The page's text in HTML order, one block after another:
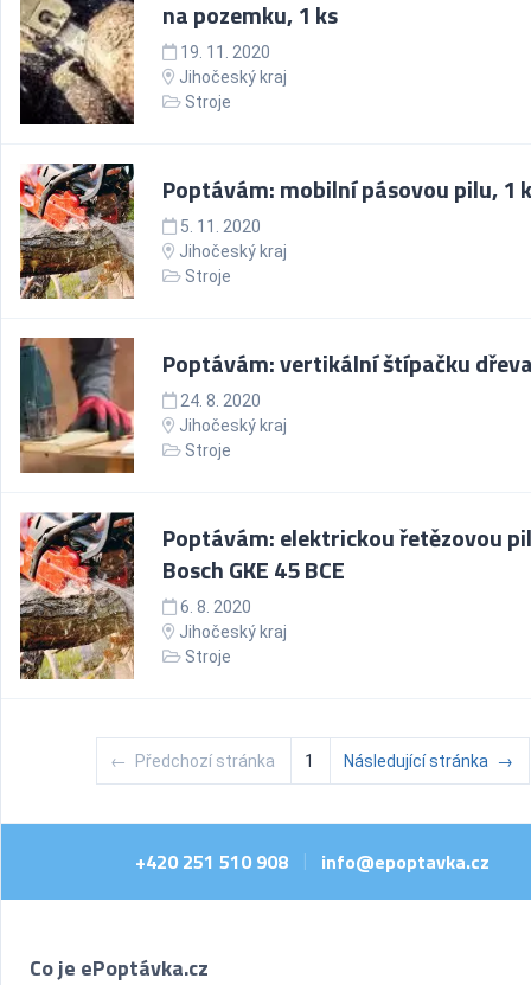
na pozemku, 1 ks
19. 11. 2020
Jihočeský kraj
Stroje
Poptávám: mobilní pásovou pilu, 1
5. 11. 2020
Jihočeský kraj
Stroje
Poptávám: vertikální štípačku
24. 8. 2020
Jihočeský kraj
Stroje
Poptávám: elektrickou řetězovou
Bosch GKE 45 BCE
6. 8. 2020
Jihočeský kraj
Stroje
← Předchozí stránka 1 Následující stránka →
+420 251 510 908 | info@epoptavka.cz
Co je ePoptávka.cz